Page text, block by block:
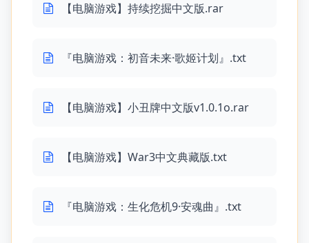
【电脑游戏】持续挖掘中文版.rar
『电脑游戏：初音未来·歌姬计划』.txt
【电脑游戏】小丑牌中文版v1.0.1o.rar
【电脑游戏】War3中文典藏版.txt
『电脑游戏：生化危机9·安魂曲』.txt